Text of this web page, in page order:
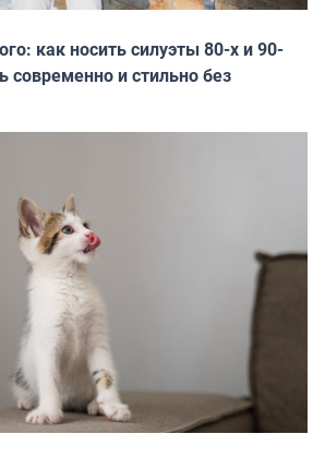
как носить силуэты 80-х и 90-
современно и стильно без